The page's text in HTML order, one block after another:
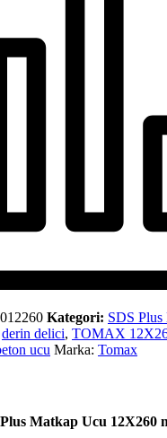
Kategori: SDS
derin delici, TOMAX
ucu Marka: Tomax
Matkap Ucu 12X260